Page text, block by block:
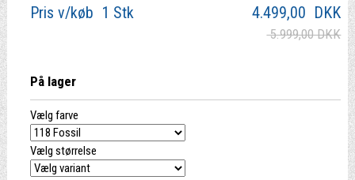
Pris v/køb 1 Stk 4.499,00 DKK
5.999,00 DKK
På lager
Vælg farve
Vælg størrelse